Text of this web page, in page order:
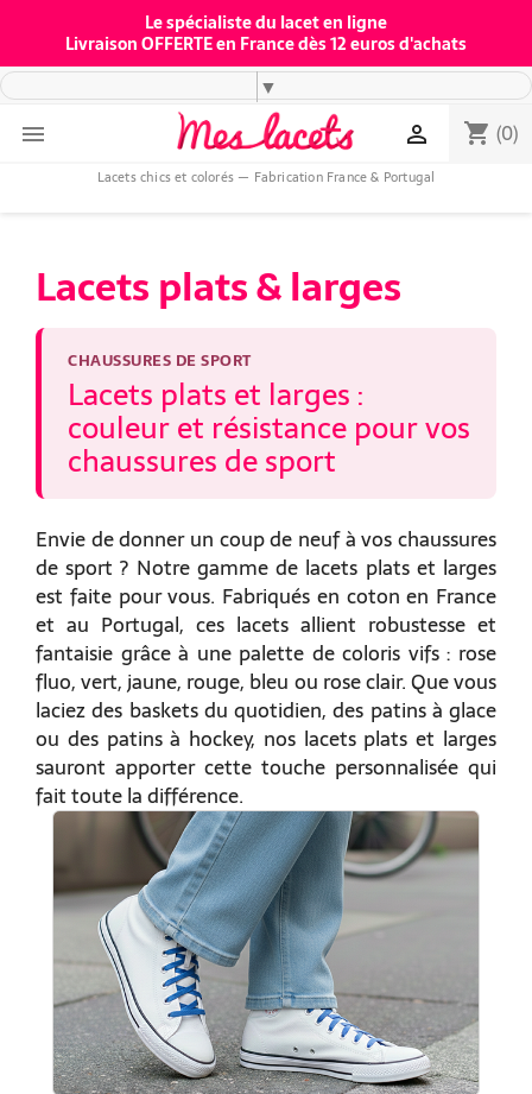
Le spécialiste du lacet en ligne
Livraison OFFERTE en France dès 12 euros d'achats
▼
 shopping_cart (0)

Lacets chics et colorés — Fabrication France & Portugal
Lacets plats & larges
CHAUSSURES DE SPORT
Lacets plats et larges :
couleur et résistance pour vos
chaussures de sport
Envie de donner un coup de neuf à vos chaussures
de sport ? Notre gamme de lacets plats et larges
est faite pour vous. Fabriqués en coton en France
et au Portugal, ces lacets allient robustesse et
fantaisie grâce à une palette de coloris vifs : rose
fluo, vert, jaune, rouge, bleu ou rose clair. Que vous
laciez des baskets du quotidien, des patins à glace
ou des patins à hockey, nos lacets plats et larges
sauront apporter cette touche personnalisée qui
fait toute la différence.